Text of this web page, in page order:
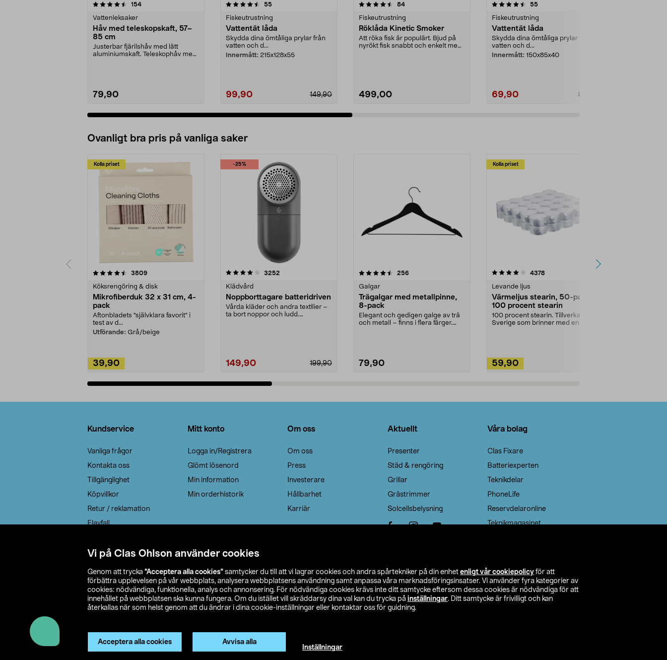
Vi på Clas Ohlson använder cookies
Genom att trycka ”Acceptera alla cookies” samtycker du till att vi lagrar cookies och andra spårtekniker på din enhet enligt vår cookiepolicy för att
förbättra upplevelsen på vår webbplats, analysera webbplatsens användning samt anpassa våra marknadsföringsinsatser. Vi använder fyra kategorier av
cookies: nödvändiga, funktionella, analys och annonsering. För nödvändiga cookies krävs inte ditt samtycke eftersom dessa cookies är nödvändiga för att
innehållet på webbplatsen ska kunna fungera. Om du istället vill skräddarsy dina val kan du trycka på inställningar. Ditt samtycke är frivilligt och kan
återkallas när som helst genom att du ändrar i dina cookie-inställningar eller kontaktar oss för guidning.
Acceptera alla cookies Avvisa alla
Inställningar
154recensioner
Vattenleksaker
Håv med teleskopskaft, 57–
85 cm
Justerbar fjärilshåv med lätt
aluminiumskaft. Teleskophåv med
79,90
4.5 av 5 stjärnor 55recensioner
Fiskeutrustning
Vattentät låda
Skydda dina ömtåliga prylar från
vatten och d...
Innermått: 215x128x55
99,90 149,90
4.5 av 5 stjärnor 84recensioner
Fiskeutrustning
Röklåda Kinetic Smoker
Att röka fisk är populärt. Bjud på
nyrökt fisk snabbt och enkelt med
499,00
4.5 av 5 stjärnor 55recensioner
Fiskeutrustning
Vattentät låda
Skydda dina ömtåliga prylar från
vatten och d...
Innermått: 150x85x40
69,90 99,90
4.0 av 5 stjärnor
Ovanligt bra pris på vanliga saker
Kolla priset
3809recensioner
Köksrengöring & disk
Mikrofiberduk 32 x 31 cm, 4-
pack
Aftonbladets "självklara favorit” i
test av d...
Utförande: Grå/beige
39,90
-25%
4.0av 5 stjärnor 3252
Klädvård
Noppborttagare batteridriven
Vårda kläder och andra textilier –
ta bort noppor och ludd.
199,90
149,90
4.5av 5 stjärnor 256recensioner
Galgar
Trägalgar med metallpinne,
8-pack
Elegant och gedigen galge av trä
och metall – finns i flera färger.
79,90
Kolla priset
4.0av 5 stjärnor 4378recensioner
Levande ljus
Värmeljus stearin, 50-pack,
100 procent stearin
100 procent stearin. Tillverkade i
Sverige som brinner med en
59,90
4.5av 5 stjärnor
Kundservice
Vanliga frågor
Kontakta oss
Tillgänglighet
Köpvillkor
Retur / reklamation
Elavfall
Leveransalternativ
Mitt konto
Logga in/Registrera
Glömt lösenord
Min information
Min orderhistorik
Om oss
Om oss
Press
Investerare
Hållbarhet
Karriär
Aktuellt
Presenter
Städ & rengöring
Grillar
Grästrimmer
Solcellsbelysning
Våra bolag
Clas Fixare
Batteriexperten
Teknikdelar
PhoneLife
Reservdelaronline
Teknikmagasinet